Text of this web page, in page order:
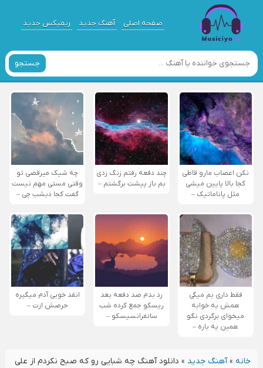
صفحه اصلی آهنگ جدید ریمیکس جدید
جستجو
نکن اعصاب مارو قاطی
کجا بالا پایین میشی
مثل پاناماتیک –
چند دفعه رفتم زنگ زدی
بم باز پیشت برگشتم –
چه شیک میرقصی تو
وقتی مستی مهم نیست
گفت کجا دیشب چی –
فقط داری بم میگی
همش یه خوابه
میخوای برگردی نگو
همین یه باره –
رد بدم صد دفعه بعد
ریسکو جمع کرده شب
سانفرانسیسکو –
انقد خوبی آدم میگیره
حرصش ازت –
خانه»آهنگ جدید » دانلود آهنگ چه شبایی رو که صبح نکردم از علی